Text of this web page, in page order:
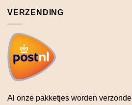
VERZENDING
Al onze pakketjes worden